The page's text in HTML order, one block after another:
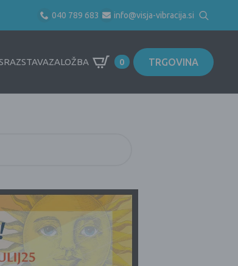
040 789 683 info@visja-vibracija.si
Search
for:
RAZSTAVAZALOŽBA 0 TRGOVINA